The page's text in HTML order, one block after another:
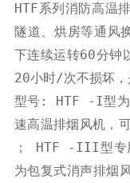
HTF系列消防高温
隧道、烘房等通风
下连续运转60分钟
20小时/次不损坏，
型号: HTF -I型为
速高温排烟风机，
； HTF -III型专
为包复式消声排烟